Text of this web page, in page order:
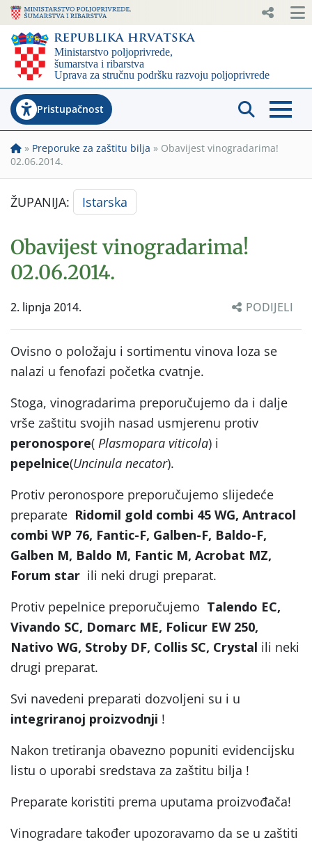
Pristupačnost
» Preporuke za zaštitu bilja » Obavijest vinogradarima!
02.06.2014.
ŽUPANIJA: Istarska
Obavijest vinogradarima!
02.06.2014.
2. lipnja 2014. PODIJELI
Ovisno o položaju i sortimentu vinova loza se
nalazi u fenofazi početka cvatnje.
Stoga, vinogradarima preporučujemo da i dalje
vrše zaštitu svojih nasad usmjerenu protiv
peronospore( Plasmopara viticola) i
pepelnice(Uncinula necator).
Protiv peronospore preporučujemo slijedeće
preparate Ridomil gold combi 45 WG, Antracol
combi WP 76, Fantic-F, Galben-F, Baldo-F,
Galben M, Baldo M, Fantic M, Acrobat MZ,
Forum star ili neki drugi preparat.
Protiv pepelnice preporučujemo Talendo EC,
Vivando SC, Domarc ME, Folicur EW 250,
Nativo WG, Stroby DF, Collis SC, Crystal ili neki
drugi preparat.
Svi navedeni preparati dozvoljeni su i u
integriranoj proizvodnji !
Nakon tretiranja obavezno popuniti evidencijsku
listu o uporabi sredstava za zaštitu bilja !
Preparate koristiti prema uputama proizvođača!
Vinogradare također upozoravamo da se u zaštiti